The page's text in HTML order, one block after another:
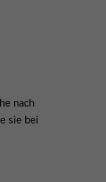
nach
sie bei